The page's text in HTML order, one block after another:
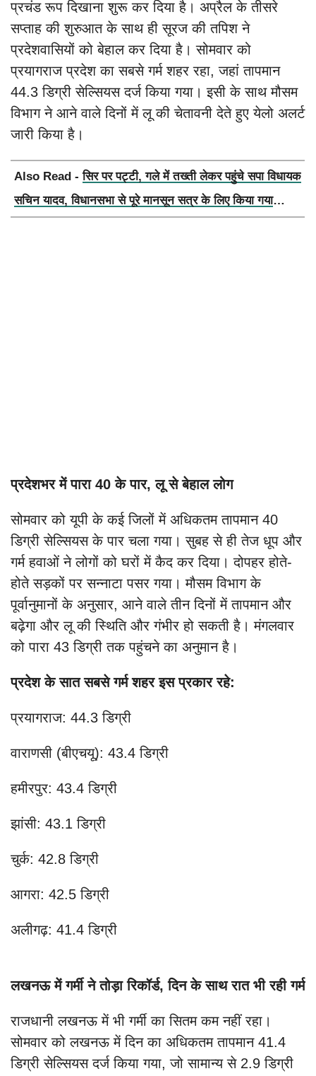
प्रचंड रूप दिखाना शुरू कर दिया है। अप्रैल के तीसरे
सप्ताह की शुरुआत के साथ ही सूरज की तपिश ने
प्रदेशवासियों को बेहाल कर दिया है। सोमवार को
प्रयागराज प्रदेश का सबसे गर्म शहर रहा, जहां तापमान
44.3 डिग्री सेल्सियस दर्ज किया गया। इसी के साथ मौसम
विभाग ने आने वाले दिनों में लू की चेतावनी देते हुए येलो अलर्ट
जारी किया है।
Also Read -सिर पर पट्टी, गले में तख्ती लेकर पहुंचे सपा विधायक
सचिन यादव, विधानसभा से पूरे मानसून सत्र के लिए किया गया
प्रदेशभर में पारा 40 के पार, लू से बेहाल लोग
सोमवार को यूपी के कई जिलों में अधिकतम तापमान 40
डिग्री सेल्सियस के पार चला गया। सुबह से ही तेज धूप और
गर्म हवाओं ने लोगों को घरों में कैद कर दिया। दोपहर होते-
होते सड़कों पर सन्नाटा पसर गया। मौसम विभाग के
पूर्वानुमानों के अनुसार, आने वाले तीन दिनों में तापमान और
बढ़ेगा और लू की स्थिति और गंभीर हो सकती है। मंगलवार
को पारा 43 डिग्री तक पहुंचने का अनुमान है।
प्रदेश के सात सबसे गर्म शहर इस प्रकार रहे:
प्रयागराज: 44.3 डिग्री
वाराणसी (बीएचयू): 43.4 डिग्री
हमीरपुर: 43.4 डिग्री
झांसी: 43.1 डिग्री
चुर्क: 42.8 डिग्री
आगरा: 42.5 डिग्री
अलीगढ़: 41.4 डिग्री
लखनऊ में गर्मी ने तोड़ा रिकॉर्ड, दिन के साथ रात भी रही गर्म
राजधानी लखनऊ में भी गर्मी का सितम कम नहीं रहा।
सोमवार को लखनऊ में दिन का अधिकतम तापमान 41.4
डिग्री सेल्सियस दर्ज किया गया, जो सामान्य से 2.9 डिग्री